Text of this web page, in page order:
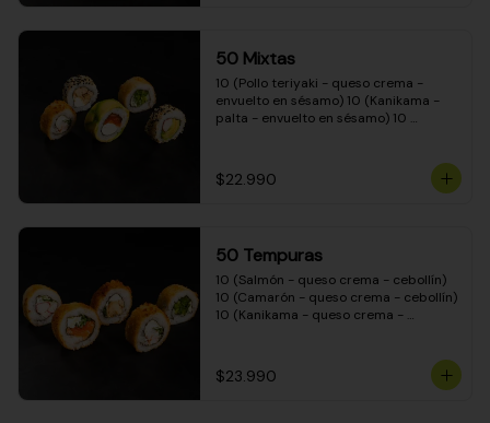
50 Mixtas
10 (Pollo teriyaki - queso crema -
envuelto en sésamo) 10 (Kanikama -
palta - envuelto en sésamo) 10
cebollín - envuelto en masa tempura)
10 (Pimentón - queso crema - cebollín
$22.990
50 Tempuras
10 (Salmón - queso crema - cebollín)
10 (Camarón - queso crema - cebollín)
10 (Kanikama - queso crema -
crema - cebollín)
$23.990